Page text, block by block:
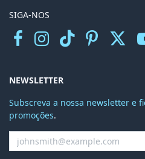
SIGA-NOS
NEWSLETTER
Subscreva a nossa newsletter e
promoções.